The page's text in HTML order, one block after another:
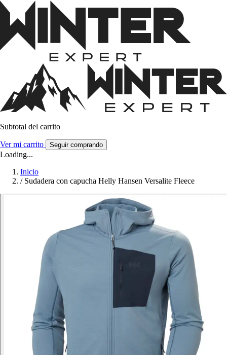
Subtotal del carrito
Ver mi carrito Seguir comprando
Loading...
Inicio
/ Sudadera con capucha Helly Hansen Versalite Fleece